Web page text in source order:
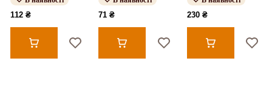
14,3-9,3-2,3 см
112 ₴
9,3-2,3 см
71 ₴ 230 ₴